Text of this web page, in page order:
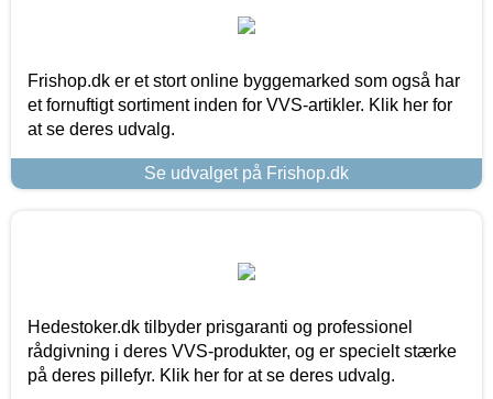
Frishop.dk er et stort online byggemarked som også har
et fornuftigt sortiment inden for VVS-artikler. Klik her for
at se deres udvalg.
Se udvalget på Frishop.dk
Hedestoker.dk tilbyder prisgaranti og professionel
rådgivning i deres VVS-produkter, og er specielt stærke
på deres pillefyr. Klik her for at se deres udvalg.